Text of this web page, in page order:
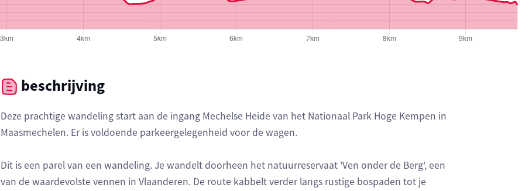
beschrijving
Deze prachtige wandeling start aan de ingang Mechelse Heide van het Nationaal Park Hoge Kempen in
Maasmechelen. Er is voldoende parkeergelegenheid voor de wagen.
Dit is een parel van een wandeling. Je wandelt doorheen het natuurreservaat 'Ven onder de Berg', een
van de waardevolste vennen in Vlaanderen. De route kabbelt verder langs rustige bospaden tot je